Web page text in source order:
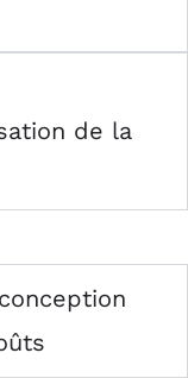
de la